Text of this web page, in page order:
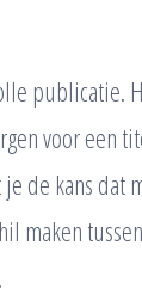
publicatie.
voor een
de kans dat
maken tussen